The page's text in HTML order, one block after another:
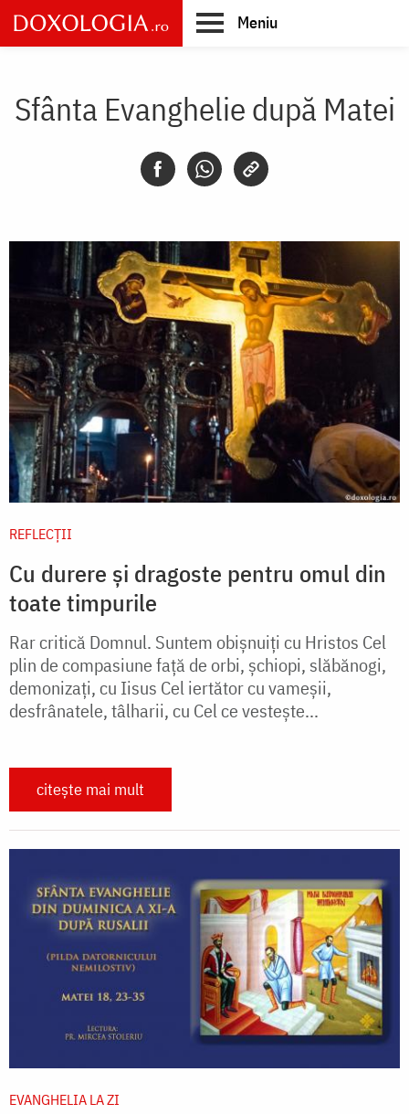
Skip
to
main
Meniu
Sfânta Evanghelie după Matei
REFLECȚII
Cu durere și dragoste pentru omul din
toate timpurile
Rar critică Domnul. Suntem obișnuiți cu Hristos Cel
plin de compasiune față de orbi, șchiopi, slăbănogi,
demonizați, cu Iisus Cel iertător cu vameșii,
desfrânatele, tâlharii, cu Cel ce vestește...
citește mai mult
EVANGHELIA LA ZI